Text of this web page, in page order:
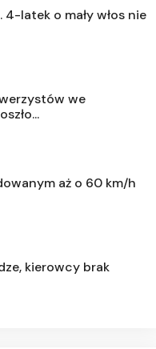
latek o mały włos nie
we
aż o 60 km/h
kierowcy brak